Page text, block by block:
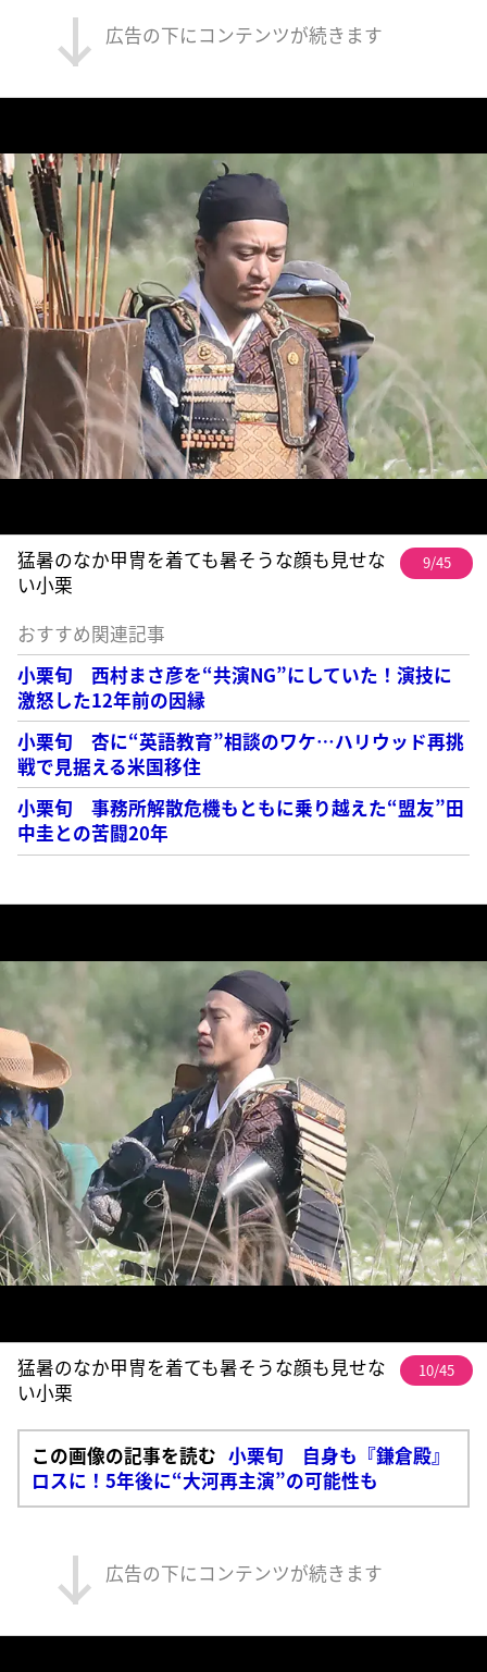
広告の下にコンテンツが続きます
猛暑のなか甲冑を着ても暑そうな顔も見せな
い小栗
9/45
おすすめ関連記事
小栗旬 西村まさ彦を“共演NG”にしていた！演技に
激怒した12年前の因縁
小栗旬 杏に“英語教育”相談のワケ…ハリウッド再挑
戦で見据える米国移住
小栗旬 事務所解散危機もともに乗り越えた“盟友”田
中圭との苦闘20年
猛暑のなか甲冑を着ても暑そうな顔も見せな
い小栗
10/45
この画像の記事を読む 小栗旬 自身も『鎌倉殿』
ロスに！5年後に“大河再主演”の可能性も
広告の下にコンテンツが続きます